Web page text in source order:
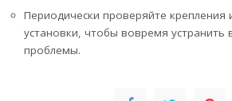
Периодически проверяйте крепления
установки, чтобы вовремя
проблемы.